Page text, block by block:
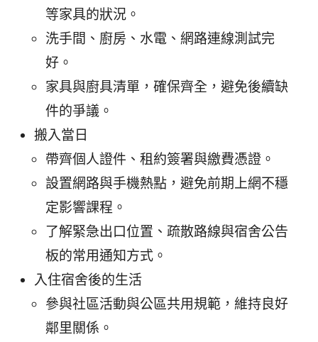
等家具的狀況。
洗手間、廚房、水電、網路連線測試完
好。
家具與廚具清單，確保齊全，避免後續缺
件的爭議。
搬入當日
帶齊個人證件、租約簽署與繳費憑證。
設置網路與手機熱點，避免前期上網不穩
定影響課程。
了解緊急出口位置、疏散路線與宿舍公告
板的常用通知方式。
入住宿舍後的生活
參與社區活動與公區共用規範，維持良好
鄰里關係。